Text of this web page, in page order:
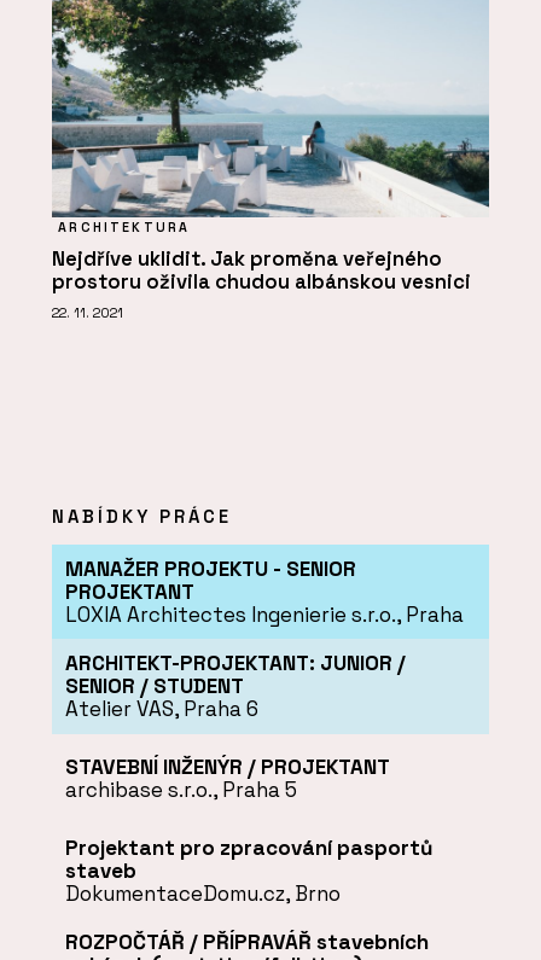
ARCHITEKTURA
Nejdříve uklidit. Jak proměna veřejného
prostoru oživila chudou albánskou vesnici
22. 11. 2021
NABÍDKY PRÁCE
MANAŽER PROJEKTU - SENIOR
PROJEKTANT
LOXIA Architectes Ingenierie s.r.o., Praha
ARCHITEKT-PROJEKTANT: JUNIOR /
SENIOR / STUDENT
Atelier VAS, Praha 6
STAVEBNÍ INŽENÝR / PROJEKTANT
archibase s.r.o., Praha 5
Projektant pro zpracování pasportů
staveb
DokumentaceDomu.cz, Brno
ROZPOČTÁŘ / PŘÍPRAVÁŘ stavebních